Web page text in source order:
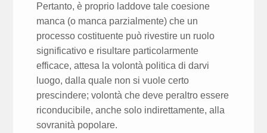
Pertanto, è proprio laddove tale coesione
manca (o manca parzialmente) che un
processo costituente può rivestire un ruolo
significativo e risultare particolarmente
efficace, attesa la volontà politica di darvi
luogo, dalla quale non si vuole certo
prescindere; volontà che deve peraltro essere
riconducibile, anche solo indirettamente, alla
sovranità popolare.